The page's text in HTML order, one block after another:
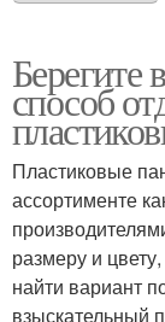
Берегите
способ
Пластиковые
ассортименте
размеру и
найти вариант
взыскательный